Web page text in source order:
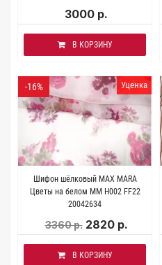
3000 р.
В КОРЗИНУ
Уценка
-16%
Шифон шёлковый MAX MARA
Цветы на белом MM H002 FF22
20042634
3360 р. 2820 р.
В КОРЗИНУ